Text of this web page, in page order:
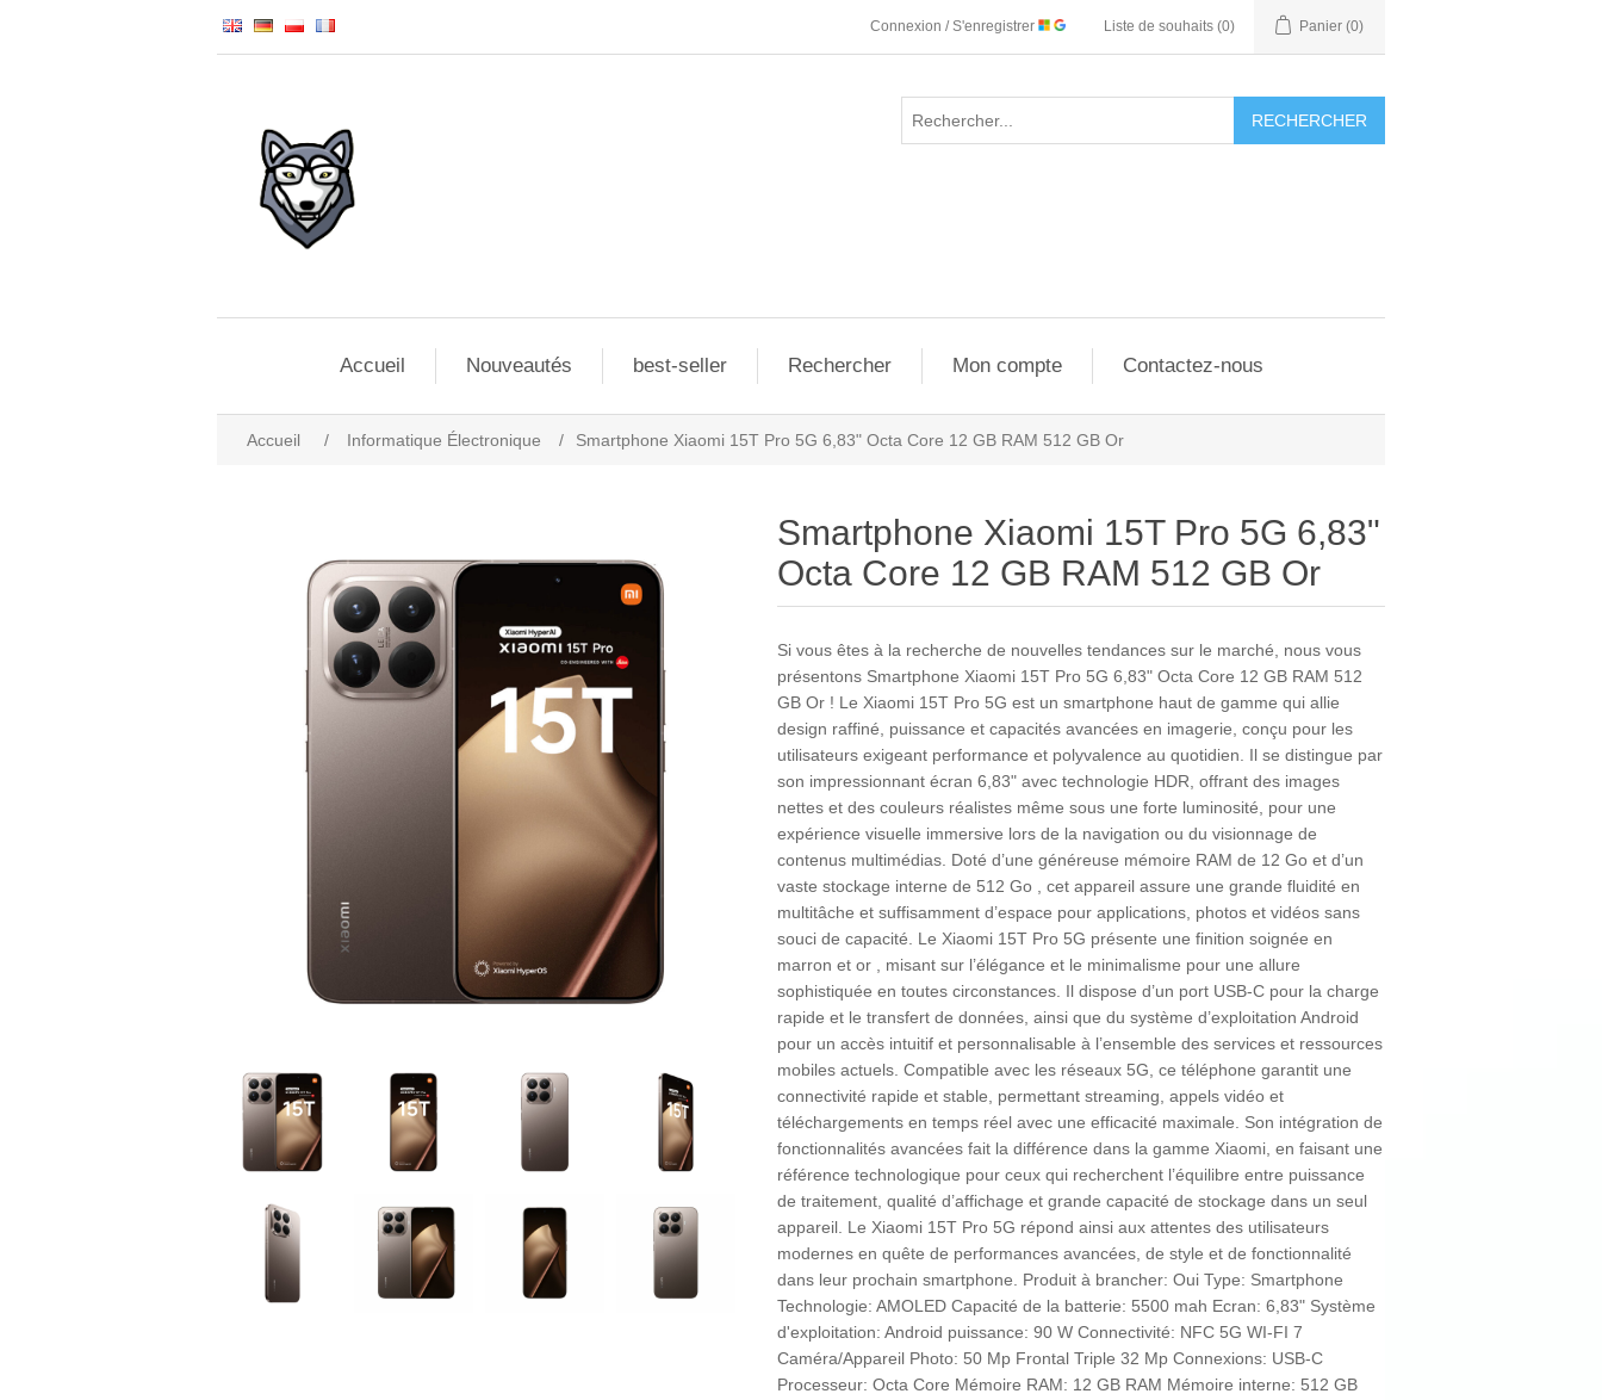
Connexion / S'enregistrer Liste de souhaits (0) Panier (0)
RECHERCHER
Accueil Nouveautés best-seller Rechercher Mon compte Contactez-nous
Accueil / Informatique Électronique / Smartphone Xiaomi 15T Pro 5G 6,83" Octa Core 12 GB RAM 512 GB Or
Smartphone Xiaomi 15T Pro 5G 6,83"
Octa Core 12 GB RAM 512 GB Or
Si vous êtes à la recherche de nouvelles tendances sur le marché, nous vous
présentons Smartphone Xiaomi 15T Pro 5G 6,83" Octa Core 12 GB RAM 512
GB Or ! Le Xiaomi 15T Pro 5G est un smartphone haut de gamme qui allie
design raffiné, puissance et capacités avancées en imagerie, conçu pour les
utilisateurs exigeant performance et polyvalence au quotidien. Il se distingue par
son impressionnant écran 6,83" avec technologie HDR, offrant des images
nettes et des couleurs réalistes même sous une forte luminosité, pour une
expérience visuelle immersive lors de la navigation ou du visionnage de
contenus multimédias. Doté d’une généreuse mémoire RAM de 12 Go et d’un
vaste stockage interne de 512 Go , cet appareil assure une grande fluidité en
multitâche et suffisamment d’espace pour applications, photos et vidéos sans
souci de capacité. Le Xiaomi 15T Pro 5G présente une finition soignée en
marron et or , misant sur l’élégance et le minimalisme pour une allure
sophistiquée en toutes circonstances. Il dispose d’un port USB-C pour la charge
rapide et le transfert de données, ainsi que du système d’exploitation Android
pour un accès intuitif et personnalisable à l’ensemble des services et ressources
mobiles actuels. Compatible avec les réseaux 5G, ce téléphone garantit une
connectivité rapide et stable, permettant streaming, appels vidéo et
téléchargements en temps réel avec une efficacité maximale. Son intégration de
fonctionnalités avancées fait la différence dans la gamme Xiaomi, en faisant une
référence technologique pour ceux qui recherchent l’équilibre entre puissance
de traitement, qualité d’affichage et grande capacité de stockage dans un seul
appareil. Le Xiaomi 15T Pro 5G répond ainsi aux attentes des utilisateurs
modernes en quête de performances avancées, de style et de fonctionnalité
dans leur prochain smartphone. Produit à brancher: Oui Type: Smartphone
Technologie: AMOLED Capacité de la batterie: 5500 mah Ecran: 6,83" Système
d'exploitation: Android puissance: 90 W Connectivité: NFC 5G WI-FI 7
Caméra/Appareil Photo: 50 Mp Frontal Triple 32 Mp Connexions: USB-C
Processeur: Octa Core Mémoire RAM: 12 GB RAM Mémoire interne: 512 GB